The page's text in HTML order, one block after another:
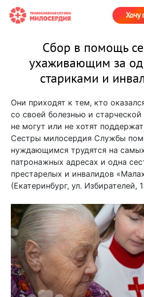
Хочу
Сбор в помощь
ухаживающим за
стариками и
Они приходят к тем, кто
со своей болезнью и
не могут или не хотят
Сестры милосердия Службы
нуждающимся трудятся на
патронажных адресах и одна
престарелых и инвалидов
(Екатеринбург, ул. Избирателей,